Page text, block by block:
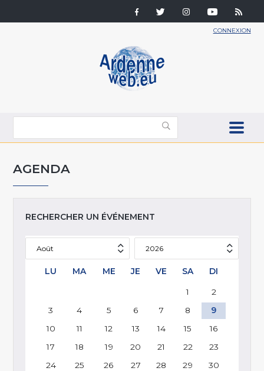
CONNEXION
AGENDA
RECHERCHER UN ÉVÉNEMENT
LU MA ME JE VE SA DI
1
2
3
4 5 6 7 8
9
10
11 12 13 14 15
16
17
18 19 20 21 22
23
24
25 26 27 28 29
30